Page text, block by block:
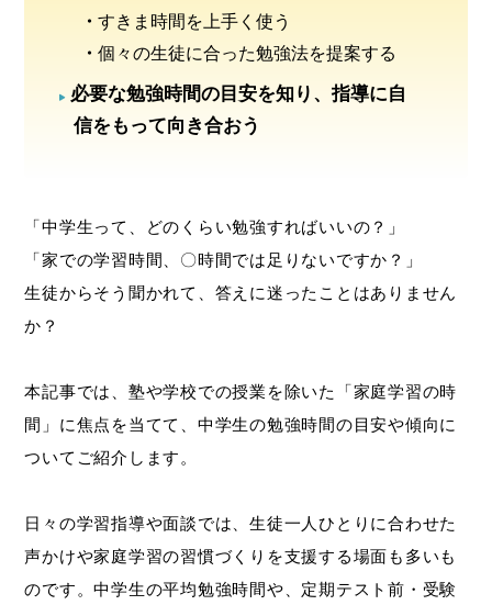
すきま時間を上手く使う
個々の生徒に合った勉強法を提案する
必要な勉強時間の目安を知り、指導に自
信をもって向き合おう
「中学生って、どのくらい勉強すればいいの？」
「家での学習時間、〇時間では足りないですか？」
生徒からそう聞かれて、答えに迷ったことはありません
か？
本記事では、塾や学校での授業を除いた「家庭学習の時
間」に焦点を当てて、中学生の勉強時間の目安や傾向に
ついてご紹介します。
日々の学習指導や面談では、生徒一人ひとりに合わせた
声かけや家庭学習の習慣づくりを支援する場面も多いも
のです。中学生の平均勉強時間や、定期テスト前・受験